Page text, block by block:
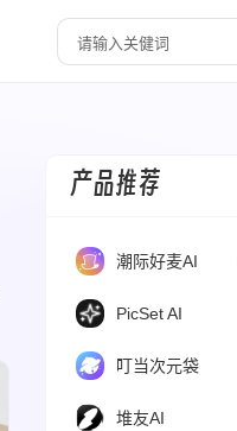
产品推荐
潮际好麦AI
PicSet AI
叮当次元袋
堆友AI